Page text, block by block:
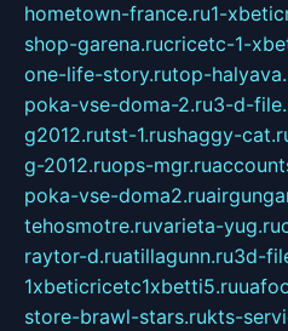
hometown-france.ru1-
shop-garena.rucricetc-1-
one-life-story.rutop-
poka-vse-doma-2.ru3-d-
g2012.rutst-1.rushaggy-
g-2012.ruops-mgr.ru
poka-vse-doma2.ru
tehosmotre.ruvarieta-yug.ru
raytor-d.ruatillagunn.ru3d-
1xbeticricetc1xbetti5.ru
store-brawl-stars.rukts-